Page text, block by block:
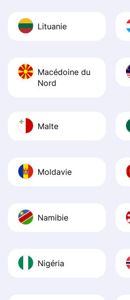
Lituanie
Macédoine du
Nord
Malte
Moldavie
Namibie
Nigéria